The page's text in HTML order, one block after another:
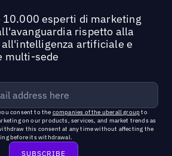
esperti di marketing
rispetto alla
artificiale e
multi-sede
consent to the companies of the uberall groupto
on our products, services, and market trends as
this consent at any time without affecting the
before its withdrawal.